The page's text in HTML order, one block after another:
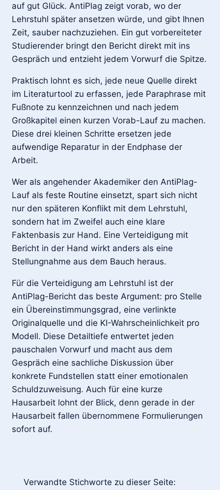
auf gut Glück. AntiPlag zeigt vorab, wo der
Lehrstuhl später ansetzen würde, und gibt Ihnen
Zeit, sauber nachzuziehen. Ein gut vorbereiteter
Studierender bringt den Bericht direkt mit ins
Gespräch und entzieht jedem Vorwurf die Spitze.
Praktisch lohnt es sich, jede neue Quelle direkt
im Literaturtool zu erfassen, jede Paraphrase mit
Fußnote zu kennzeichnen und nach jedem
Großkapitel einen kurzen Vorab-Lauf zu machen.
Diese drei kleinen Schritte ersetzen jede
aufwendige Reparatur in der Endphase der
Arbeit.
Wer als angehender Akademiker den AntiPlag-
Lauf als feste Routine einsetzt, spart sich nicht
nur den späteren Konflikt mit dem Lehrstuhl,
sondern hat im Zweifel auch eine klare
Faktenbasis zur Hand. Eine Verteidigung mit
Bericht in der Hand wirkt anders als eine
Stellungnahme aus dem Bauch heraus.
Für die Verteidigung am Lehrstuhl ist der
AntiPlag-Bericht das beste Argument: pro Stelle
ein Übereinstimmungsgrad, eine verlinkte
Originalquelle und die KI-Wahrscheinlichkeit pro
Modell. Diese Detailtiefe entwertet jeden
pauschalen Vorwurf und macht aus dem
Gespräch eine sachliche Diskussion über
konkrete Fundstellen statt einer emotionalen
Schuldzuweisung. Auch für eine kurze
Hausarbeit lohnt der Blick, denn gerade in der
Hausarbeit fallen übernommene Formulierungen
sofort auf.
Verwandte Stichworte zu dieser Seite: